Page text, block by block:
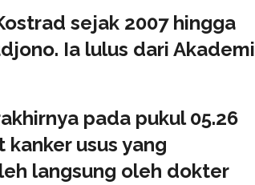
sejak 2007 hingga
Ia lulus dari Akademi
pada pukul 05.26
usus yang
langsung oleh dokter